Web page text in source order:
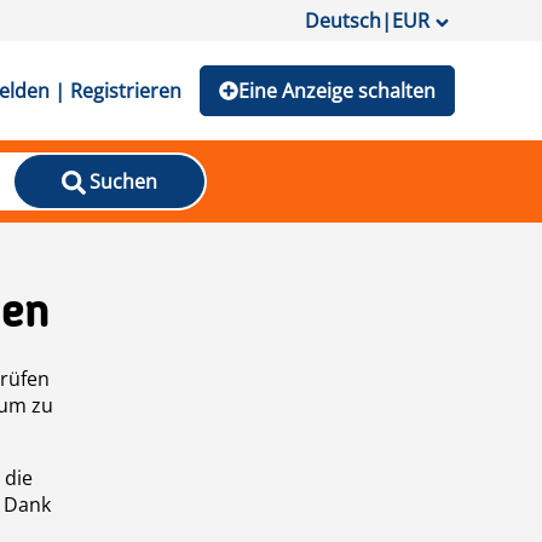
Deutsch|EUR
| Registrieren Eine Anzeige schalten
Suchen
zu
die